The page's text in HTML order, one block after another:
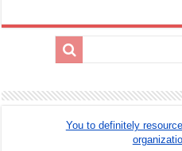
You to definitely